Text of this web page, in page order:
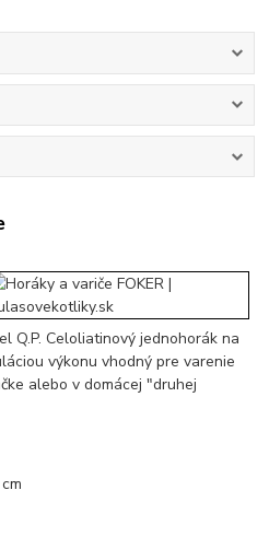
Q.P. Celoliatinový jednohorák na
výkonu vhodný pre varenie
alebo v domácej "druhej